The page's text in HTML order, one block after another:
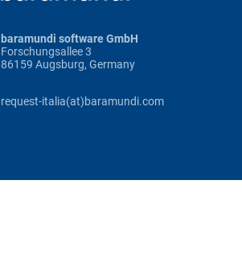
baramundi software GmbH
Forschungsallee 3
86159 Augsburg, Germany
request-italia(at)baramundi.com